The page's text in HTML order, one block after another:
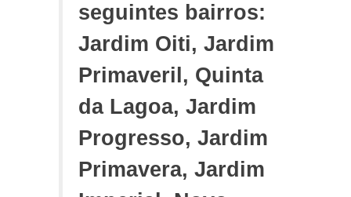
seguintes bairros:
Jardim Oiti, Jardim
Primaveril, Quinta
da Lagoa, Jardim
Progresso, Jardim
Primavera, Jardim